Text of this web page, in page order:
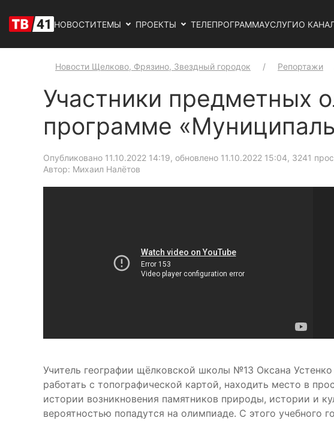
НОВОСТИТЕМЫ ПРОЕКТЫ ТЕЛЕПРОГРАММАУСЛУГИО
Новости Щелково, Фрязино, Звездный городок Репортажи
Участники предметных
программе
Опубликовано 11.10.2022 14:19, обновлено 11.10.2022 15:04, 3241
Автор: Михаил Налётов
Учитель географии щёлковской школы №13 Оксана
работать с топографической картой, находить место в
истории возникновения памятников природы, истории и
вероятностью попадутся на олимпиаде. С этого учебного